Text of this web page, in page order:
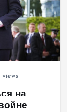
views
на